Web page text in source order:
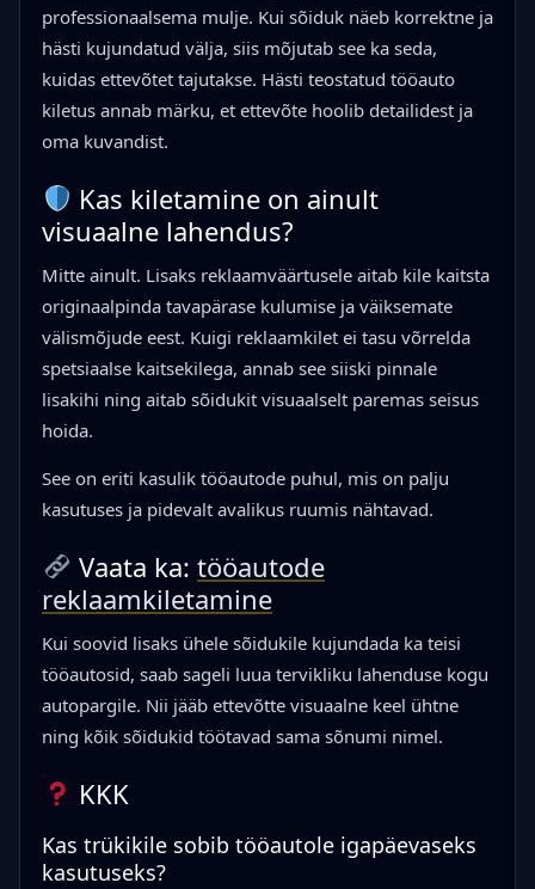
professionaalsema mulje. Kui sõiduk näeb korrektne ja
hästi kujundatud välja, siis mõjutab see ka seda,
kuidas ettevõtet tajutakse. Hästi teostatud tööauto
kiletus annab märku, et ettevõte hoolib detailidest ja
oma kuvandist.
Kas kiletamine on ainult
visuaalne lahendus?
Mitte ainult. Lisaks reklaamväärtusele aitab kile kaitsta
originaalpinda tavapärase kulumise ja väiksemate
välismõjude eest. Kuigi reklaamkilet ei tasu võrrelda
spetsiaalse kaitsekilega, annab see siiski pinnale
lisakihi ning aitab sõidukit visuaalselt paremas seisus
hoida.
See on eriti kasulik tööautode puhul, mis on palju
kasutuses ja pidevalt avalikus ruumis nähtavad.
Vaata ka:tööautode
reklaamkiletamine
Kui soovid lisaks ühele sõidukile kujundada ka teisi
tööautosid, saab sageli luua tervikliku lahenduse kogu
autopargile. Nii jääb ettevõtte visuaalne keel ühtne
ning kõik sõidukid töötavad sama sõnumi nimel.
KKK
Kas trükikile sobib tööautole igapäevaseks
kasutuseks?